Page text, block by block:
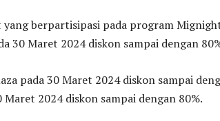
yang berpartisipasi pada program
30 Maret 2024 diskon sampai dengan
pada 30 Maret 2024 diskon sampai
2024 diskon sampai dengan 80%.